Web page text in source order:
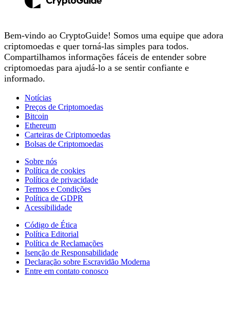
Bem-vindo ao CryptoGuide! Somos uma equipe que adora
criptomoedas e quer torná-las simples para todos.
Compartilhamos informações fáceis de entender sobre
criptomoedas para ajudá-lo a se sentir confiante e
informado.
Notícias
Preços de Criptomoedas
Bitcoin
Ethereum
Carteiras de Criptomoedas
Bolsas de Criptomoedas
Sobre nós
Política de cookies
Política de privacidade
Termos e Condições
Política de GDPR
Acessibilidade
Código de Ética
Política Editorial
Política de Reclamações
Isenção de Responsabilidade
Declaração sobre Escravidão Moderna
Entre em contato conosco